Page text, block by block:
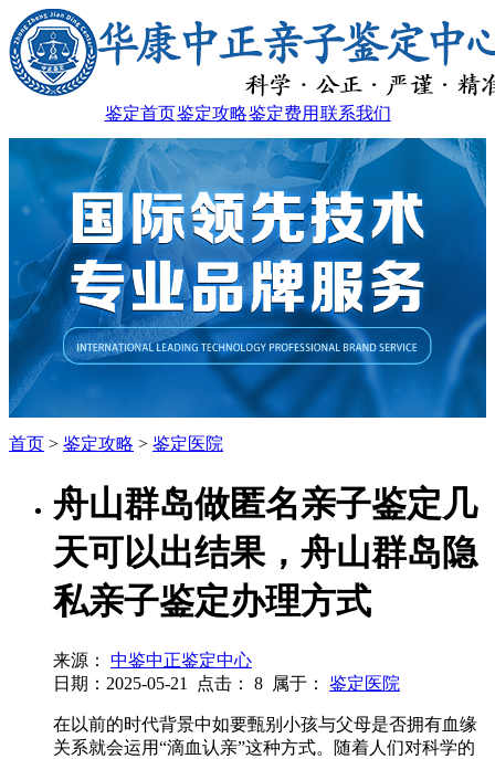
鉴定首页鉴定攻略鉴定费用 联系我们
首页 > 鉴定攻略 > 鉴定医院
舟山群岛做匿名亲子鉴定几
天可以出结果，舟山群岛隐
私亲子鉴定办理方式
来源：
中鉴中正鉴定中心
日期：2025-05-21
点击： 8 属于： 鉴定医院
在以前的时代背景中如要甄别小孩与父母是否拥有血缘
关系就会运用“滴血认亲”这种方式。随着人们对科学的